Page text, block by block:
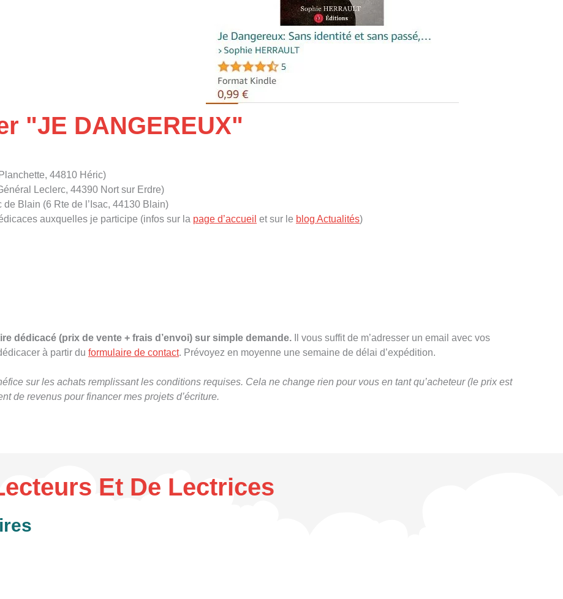
"JE DANGEREUX"
44810 Héric)
Leclerc, 44390 Nort sur Erdre)
Blain (6 Rte de l’Isac, 44130 Blain)
auxquelles je participe (infos sur la page d’accueil et sur le blog Actualités)
dédicacé (prix de vente + frais d’envoi) sur simple demande. Il vous suffit de m’adresser un email avec vos
à partir du formulaire de contact. Prévoyez en moyenne une semaine de délai d’expédition.
sur les achats remplissant les conditions requises. Cela ne change rien pour vous en tant qu’acheteur (le prix est
de revenus pour financer mes projets d’écriture.
Et De Lectrices